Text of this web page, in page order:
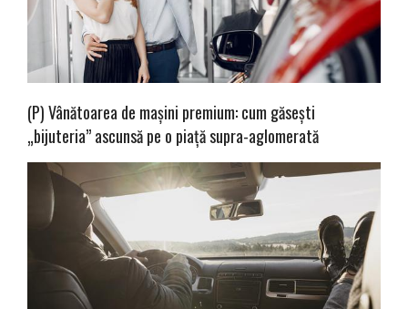
(P) Vânătoarea de mașini premium: cum găsești
„bijuteria” ascunsă pe o piață supra-aglomerată